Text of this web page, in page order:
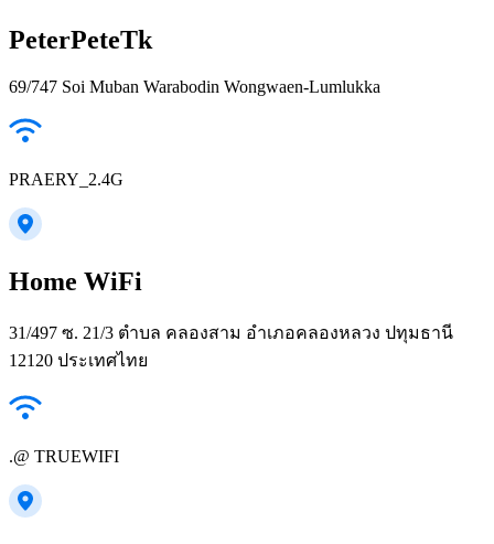
PeterPeteTk
69/747 Soi Muban Warabodin Wongwaen-Lumlukka
PRAERY_2.4G
Home WiFi
31/497 ซ. 21/3 ตำบล คลองสาม อำเภอคลองหลวง ปทุมธานี
12120 ประเทศไทย
.@ TRUEWIFI